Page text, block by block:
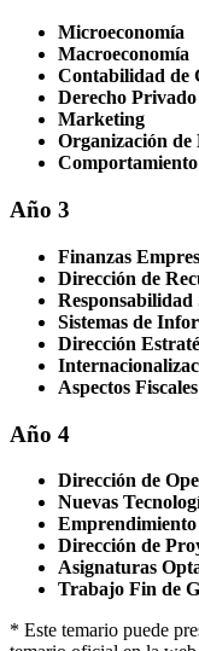
Microeconomía
Macroeconomía
Contabilidad de
Derecho
Marketing
Organización de
Año 3
Finanzas
Dirección de
Sistemas de
Dirección
Aspectos
Año 4
Dirección de
Nuevas
Dirección de
Asignaturas
Trabajo Fin de
* Este temario puede